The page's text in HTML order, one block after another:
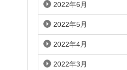
2022年6月
2022年5月
2022年4月
2022年3月